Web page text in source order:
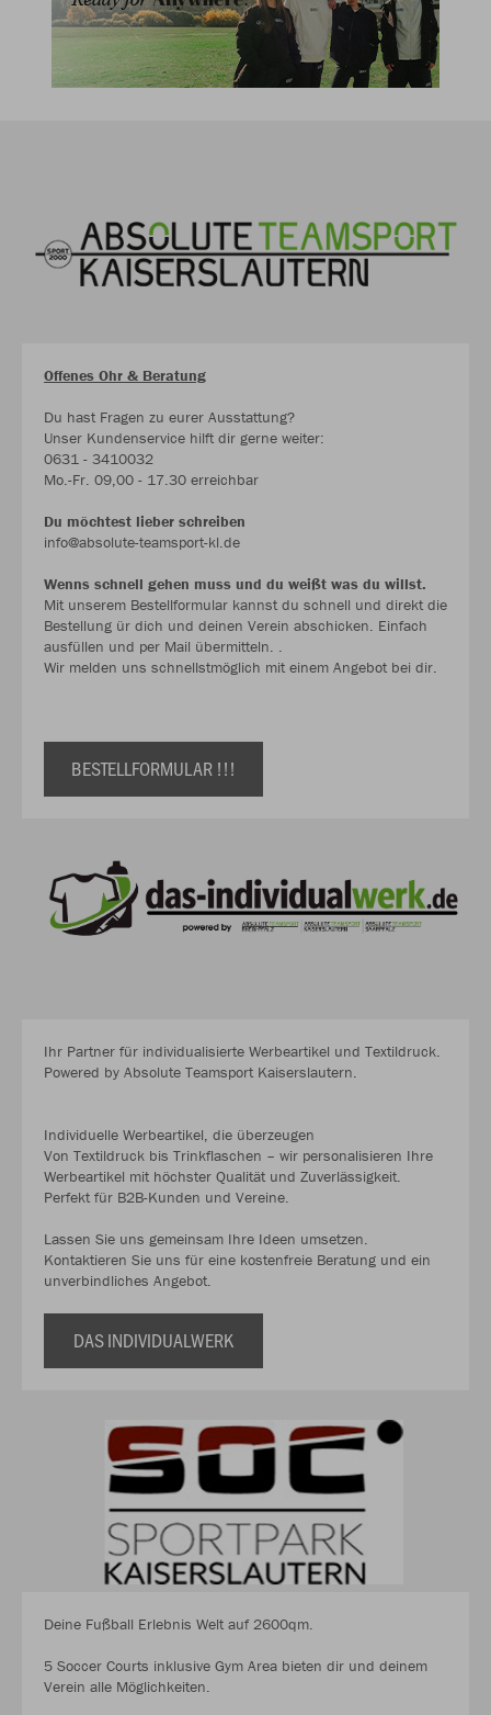
Offenes Ohr & Beratung
Du hast Fragen zu eurer Ausstattung?
Unser Kundenservice hilft dir gerne weiter:
0631 - 3410032
Mo.-Fr. 09,00 - 17.30 erreichbar
Du möchtest lieber schreiben
info@absolute-teamsport-kl.de
Wenns schnell gehen muss und du weißt was du willst.
Mit unserem Bestellformular kannst du schnell und direkt die
Bestellung ür dich und deinen Verein abschicken. Einfach
ausfüllen und per Mail übermitteln. .
Wir melden uns schnellstmöglich mit einem Angebot bei dir.
BESTELLFORMULAR !!!
Ihr Partner für individualisierte Werbeartikel und Textildruck.
Powered by Absolute Teamsport Kaiserslautern.
Individuelle Werbeartikel, die überzeugen
Von Textildruck bis Trinkflaschen – wir personalisieren Ihre
Werbeartikel mit höchster Qualität und Zuverlässigkeit.
Perfekt für B2B-Kunden und Vereine.
Lassen Sie uns gemeinsam Ihre Ideen umsetzen.
Kontaktieren Sie uns für eine kostenfreie Beratung und ein
unverbindliches Angebot.
DAS INDIVIDUALWERK
Deine Fußball Erlebnis Welt auf 2600qm.
5 Soccer Courts inklusive Gym Area bieten dir und deinem
Verein alle Möglichkeiten.